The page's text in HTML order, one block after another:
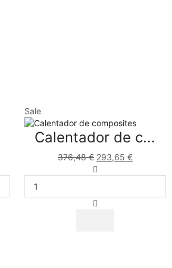
Sale
Calentador de c...
376,48€ 293,65 €